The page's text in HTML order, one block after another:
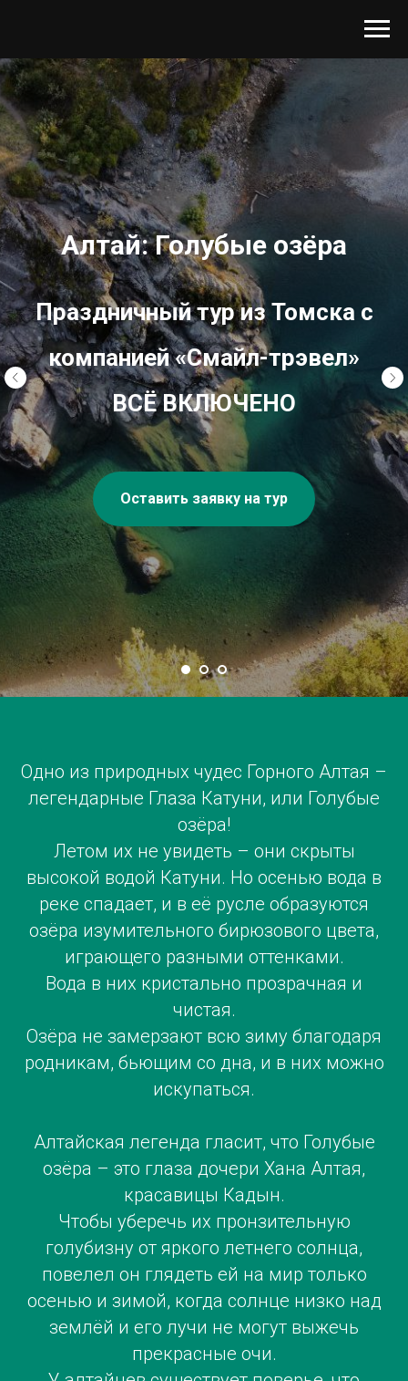
Алтай: Голубые озёра
Праздничный тур из Томска с
компанией «Смайл-трэвел»
ВСЁ ВКЛЮЧЕНО
Оставить заявку на тур
Одно из природных чудес Горного Алтая –
легендарные Глаза Катуни, или Голубые
озёра!
Летом их не увидеть – они скрыты
высокой водой Катуни. Но осенью вода в
реке спадает, и в её русле образуются
озёра изумительного бирюзового цвета,
играющего разными оттенками.
Вода в них кристально прозрачная и
чистая.
Озёра не замерзают всю зиму благодаря
родникам, бьющим со дна, и в них можно
искупаться.
Алтайская легенда гласит, что Голубые
озёра – это глаза дочери Хана Алтая,
красавицы Кадын.
Чтобы уберечь их пронзительную
голубизну от яркого летнего солнца,
повелел он глядеть ей на мир только
осенью и зимой, когда солнце низко над
землёй и его лучи не могут выжечь
прекрасные очи.